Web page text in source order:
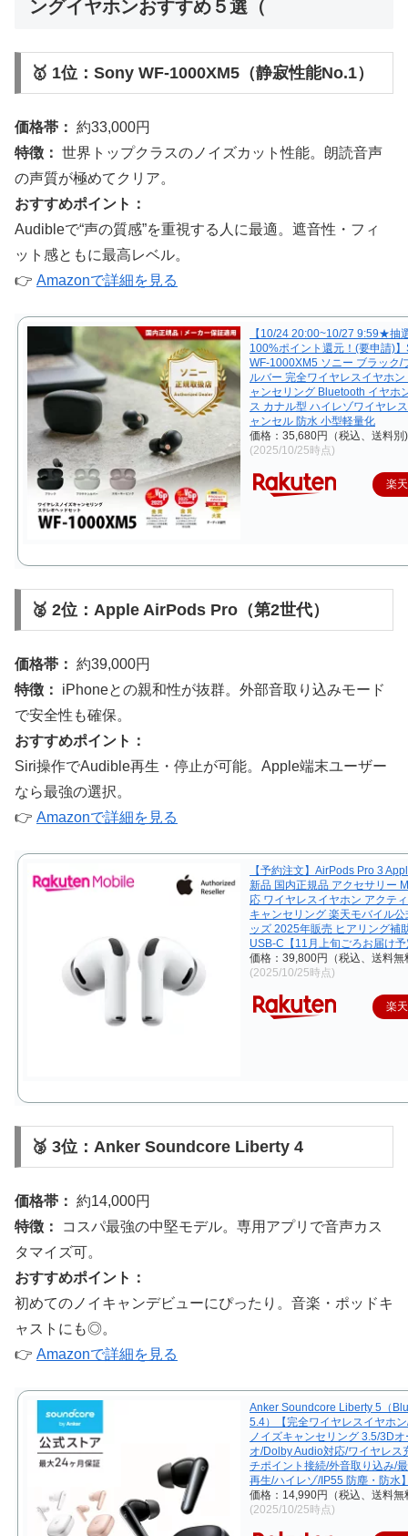
ングイヤホンおすすめ５選（
🥇 1位：Sony WF-1000XM5（静寂性能No.1）
価格帯： 約33,000円
特徴： 世界トップクラスのノイズカット性能。朗読音声
の声質が極めてクリア。
おすすめポイント：
Audibleで“声の質感”を重視する人に最適。遮音性・フィ
ット感ともに最高レベル。
👉 Amazonで詳細を見る
【10/24 20:00~10/27 9:59★抽
100%ポイント還元！(要申請)
WF-1000XM5 ソニー ブラック/
ルバー 完全ワイヤレスイヤホ
ャンセリング Bluetooth イヤホ
ス カナル型 ハイレゾワイヤレ
ャンセル 防水 小型軽量化
価格：35,680円（税込、送料別)
(2025/10/25時点)
楽
🥈 2位：Apple AirPods Pro（第2世代）
価格帯： 約39,000円
特徴：
iPhoneとの親和性が抜群。外部音取り込みモード
で安全性も確保。
おすすめポイント：
Siri操作でAudible再生・停止が可能。Apple端末ユーザー
なら最強の選択。
👉 Amazonで詳細を見る
【予約注文】AirPods Pro 3
新品 国内正規品 アクセサリー
応 ワイヤレスイヤホン アクテ
キャンセリング 楽天モバイル
ッズ 2025年販売 ヒアリング補
USB-C【11月上旬ごろお届け
価格：39,800円（税込、送料無
(2025/10/25時点)
楽
🥉 3位：Anker Soundcore Liberty 4
価格帯： 約14,000円
特徴：
コスパ最強の中堅モデル。専用アプリで音声カス
タマイズ可。
おすすめポイント：
初めてのノイキャンデビューにぴったり。音楽・ポッドキ
ャストにも◎。
👉 Amazonで詳細を見る
Anker Soundcore Liberty 5（
5.4）【完全ワイヤレスイヤホ
ノイズキャンセリング 3.5/3Dオ
オ/Dolby Audio対応/ワイヤレス
チポイント接続/外音取り込み/
再生/ハイレゾ/IP55 防塵・防水
価格：14,990円（税込、送料無
(2025/10/25時点)